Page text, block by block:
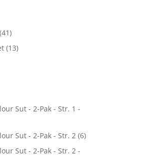
(41)
(13)
Sut - 2-Pak - Str. 1 -
Sut - 2-Pak - Str. 2 (6)
Sut - 2-Pak - Str. 2 -